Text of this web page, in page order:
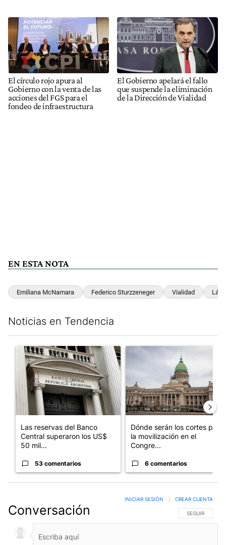
El círculo rojo apura al
Gobierno con la venta de las
acciones del FGS para el
fondeo de infraestructura
El Gobierno apelará el fallo
que suspende la eliminación
de la Dirección de Vialidad
EN ESTA NOTA
Emiliana McNamara Federico Sturzzeneger Vialidad
Noticias en Tendencia
Un artículo de tendencia con el título "Las reservas del Banco
Las reservas del Banco
Central superaron los US$
50 mil...
53 comentarios
Un artículo de tendencia
Dónde serán los cortes por
la movilización en el
Congre...
6 comentarios
Conversación SIGA ESTA
SEGUIR
INICIAR SESIÓN CREAR CUENTA